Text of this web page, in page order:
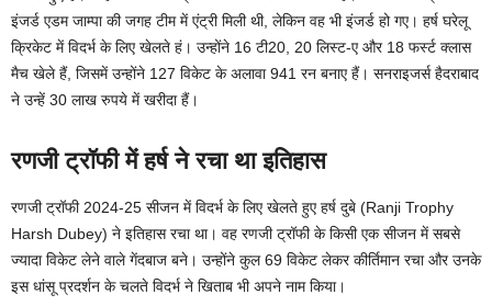
इंजर्ड एडम जाम्पा की जगह टीम में एंट्री मिली थी, लेकिन वह भी इंजर्ड हो गए। हर्ष घरेलू
क्रिकेट में विदर्भ के लिए खेलते हं। उन्होंने 16 टी20, 20 लिस्ट-ए और 18 फर्स्ट क्लास
मैच खेले हैं, जिसमें उन्होंने 127 विकेट के अलावा 941 रन बनाए हैं। सनराइजर्स हैदराबाद
ने उन्हें 30 लाख रुपये में खरीदा हैं।
रणजी ट्रॉफी में हर्ष ने रचा था इतिहास
रणजी ट्रॉफी 2024-25 सीजन में विदर्भ के लिए खेलते हुए हर्ष दुबे (Ranji Trophy
Harsh Dubey) ने इतिहास रचा था। वह रणजी ट्रॉफी के किसी एक सीजन में सबसे
ज्यादा विकेट लेने वाले गेंदबाज बने। उन्होंने कुल 69 विकेट लेकर कीर्तिमान रचा और उनके
इस धांसू प्रदर्शन के चलते विदर्भ ने खिताब भी अपने नाम किया।